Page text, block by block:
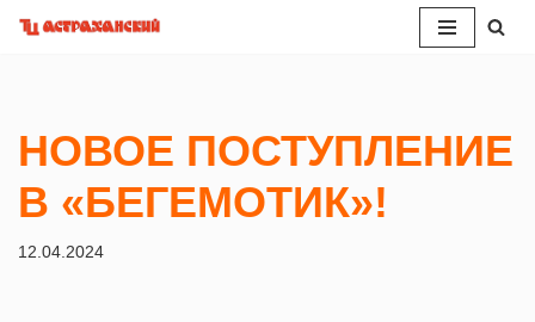
НОВОЕ ПОСТУПЛЕНИЕ
В «БЕГЕМОТИК»!
12.04.2024